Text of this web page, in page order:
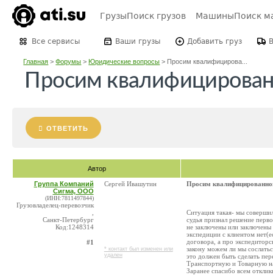
ГрузыПоиск грузов МашиныПоиск
Все сервисы Ваши грузы Добавить груз
Главная >Форумы >Юридические вопросы > Просим квалифицирова...
Просим
ОТВЕТИТЬ
Автор
Группа Компаний
Сигма, ООО
(ИНН:7811497844)
Грузовладелец-перевозчик
Санкт-Петербург
Код:1248314
#1
Сергей Ивашутин
* контакт был изменен или
удален
Просим
Ситуация такая- мы
судья признал решение
не заключены или
экспедиции с клиентом
договора, а про
закону можем ли мы
это должен быть сделать
Транспортную и Товарную
Заранее спасибо всем